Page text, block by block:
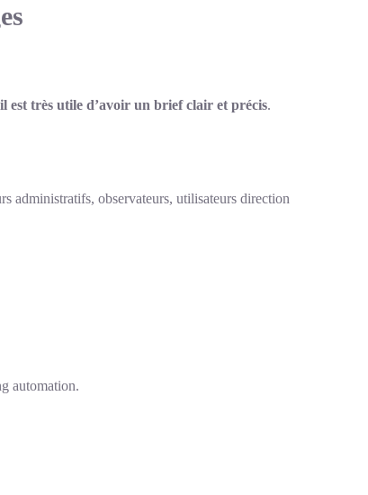
il est très utile d’avoir un brief clair et précis.
administratifs, observateurs, utilisateurs direction
automation.